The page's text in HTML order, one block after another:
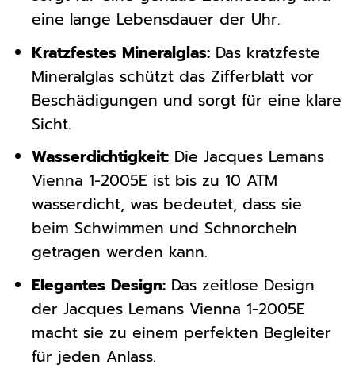
eine lange Lebensdauer der Uhr.
Kratzfestes Mineralglas:Das kratzfeste
Mineralglas schützt das Zifferblatt vor
Beschädigungen und sorgt für eine klare
Sicht.
Wasserdichtigkeit:Die Jacques Lemans
Vienna 1-2005E ist bis zu 10 ATM
wasserdicht, was bedeutet, dass sie
beim Schwimmen und Schnorcheln
getragen werden kann.
Elegantes Design:Das zeitlose Design
der Jacques Lemans Vienna 1-2005E
macht sie zu einem perfekten Begleiter
für jeden Anlass.